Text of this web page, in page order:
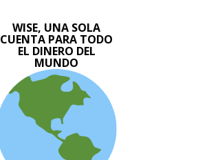
WISE, UNA SOLA
CUENTA PARA TODO
EL DINERO DEL
MUNDO